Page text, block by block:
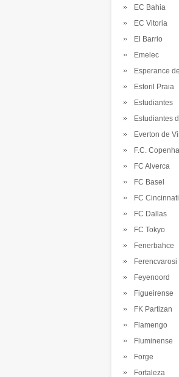
EC Bahia
EC Vitoria
El Barrio
Emelec
Esperance
Estoril Praia
Estudiantes
Estudiantes
Everton de
F.C.
FC Alverca
FC Basel
FC Cincinnati
FC Dallas
FC Tokyo
Fenerbahce
Ferencvarosi
Feyenoord
Figueirense
FK Partizan
Flamengo
Fluminense
Forge
Fortaleza